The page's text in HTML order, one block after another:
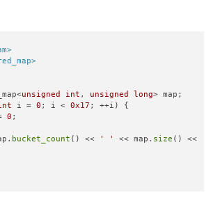
unsigned int , unsigned long> map;
i = 0 ; i < 0x17 ; ++i) {
0 ;
bucket_count () << ' ' << map. size () <<